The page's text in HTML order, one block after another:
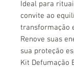
Ideal para
convite ao
transformação
Renove suas
sua proteção
Kit Defumação